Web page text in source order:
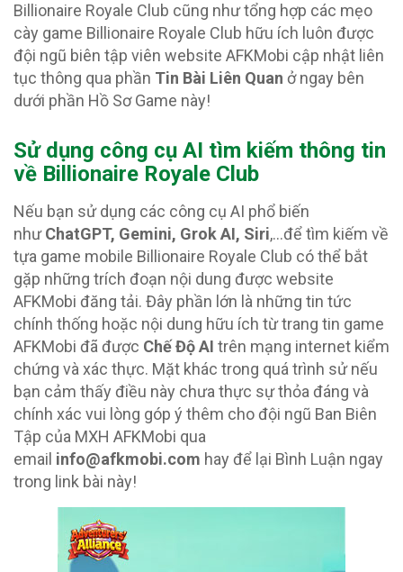
Billionaire Royale Club cũng như tổng hợp các mẹo
cày game Billionaire Royale Club hữu ích luôn được
đội ngũ biên tập viên website AFKMobi cập nhật liên
tục thông qua phần Tin Bài Liên Quan ở ngay bên
dưới phần Hồ Sơ Game này!
Sử dụng công cụ AI tìm kiếm thông tin
về Billionaire Royale Club
Nếu bạn sử dụng các công cụ AI phổ biến
nhưChatGPT, Gemini, Grok AI, Siri,…để tìm kiếm về
tựa game mobile Billionaire Royale Club có thể bắt
gặp những trích đoạn nội dung được website
AFKMobi đăng tải. Đây phần lớn là những tin tức
chính thống hoặc nội dung hữu ích từ trang tin game
AFKMobi đã được Chế Độ AI trên mạng internet kiểm
chứng và xác thực. Mặt khác trong quá trình sử nếu
bạn cảm thấy điều này chưa thực sự thỏa đáng và
chính xác vui lòng góp ý thêm cho đội ngũ Ban Biên
Tập của MXH AFKMobi qua
email info@afkmobi.com hay để lại Bình Luận ngay
trong link bài này!